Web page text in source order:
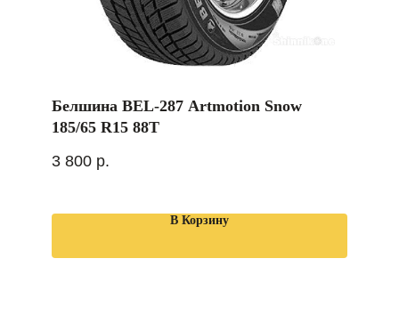
Белшина BEL-287 Artmotion Snow
185/65 R15 88T
3 800 р.
В Корзину